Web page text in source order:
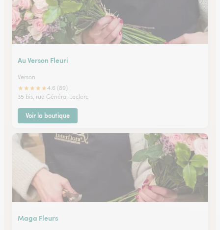
Au Verson Fleuri
Verson
★★★★★4.6 (89)
35 bis, rue Général Leclerc
Voir la boutique
Maga Fleurs